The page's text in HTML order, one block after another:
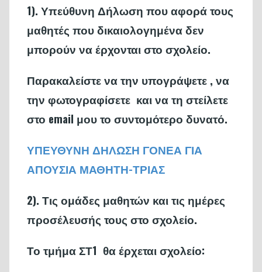
1). Υπεύθυνη Δήλωση που αφορά τους
μαθητές που δικαιολογημένα δεν
μπορούν να έρχονται στο σχολείο.
Παρακαλείστε να την υπογράψετε , να
την φωτογραφίσετε και να τη στείλετε
στο email μου το συντομότερο δυνατό.
ΥΠΕΥΘΥΝΗ ΔΗΛΩΣΗ ΓΟΝΕΑ ΓΙΑ
ΑΠΟΥΣΙΑ ΜΑΘΗΤΗ-ΤΡΙΑΣ
2). Τις ομάδες μαθητών και τις ημέρες
προσέλευσής τους στο σχολείο.
Το τμήμα ΣΤ1 θα έρχεται σχολείο: